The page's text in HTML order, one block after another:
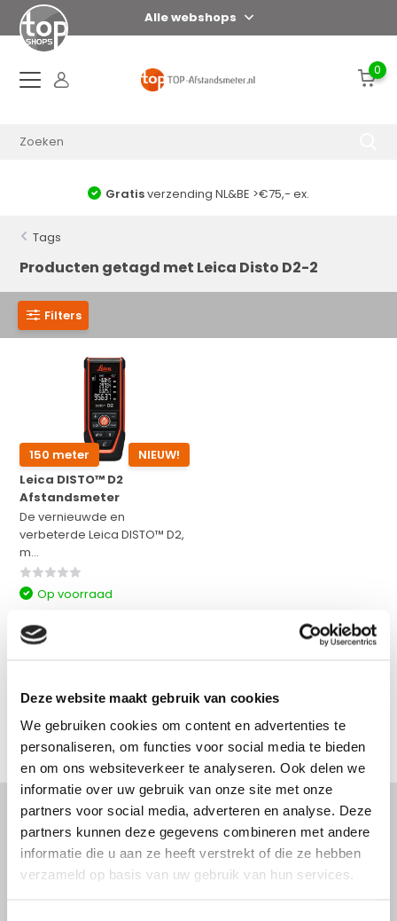
Deze website maakt gebruik van cookies
We gebruiken cookies om content en advertenties te
personaliseren, om functies voor social media te bieden
en om ons websiteverkeer te analyseren. Ook delen we
informatie over uw gebruik van onze site met onze
partners voor social media, adverteren en analyse. Deze
partners kunnen deze gegevens combineren met andere
informatie die u aan ze heeft verstrekt of die ze hebben
verzameld op basis van uw gebruik van hun services.
Alle webshops
0
Gratisverzending NL&BE >€75,- ex.
Tags
Producten getagd met Leica Disto D2-2
Filters
150 meter
NIEUW!
Leica DISTO™ D2
Afstandsmeter
De vernieuwde en
verbeterde Leica DISTO™ D2,
m...
Vergelijk
Op voorraad
€ 220,-
€ 266,20
Advies nodig?